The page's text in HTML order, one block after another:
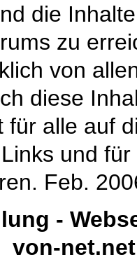
die
zu
von
diese
für alle auf
und
Feb.
-
von-net.net